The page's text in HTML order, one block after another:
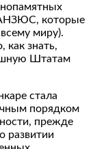
которые
миру).
как знать,
Штатам
стала
порядком
прежде
развитии